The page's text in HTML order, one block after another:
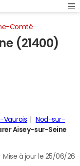
Comté
(21400)
Vaurois
Nod-sur-
Aisey-sur-Seine
Mise à jour le 25/06/26